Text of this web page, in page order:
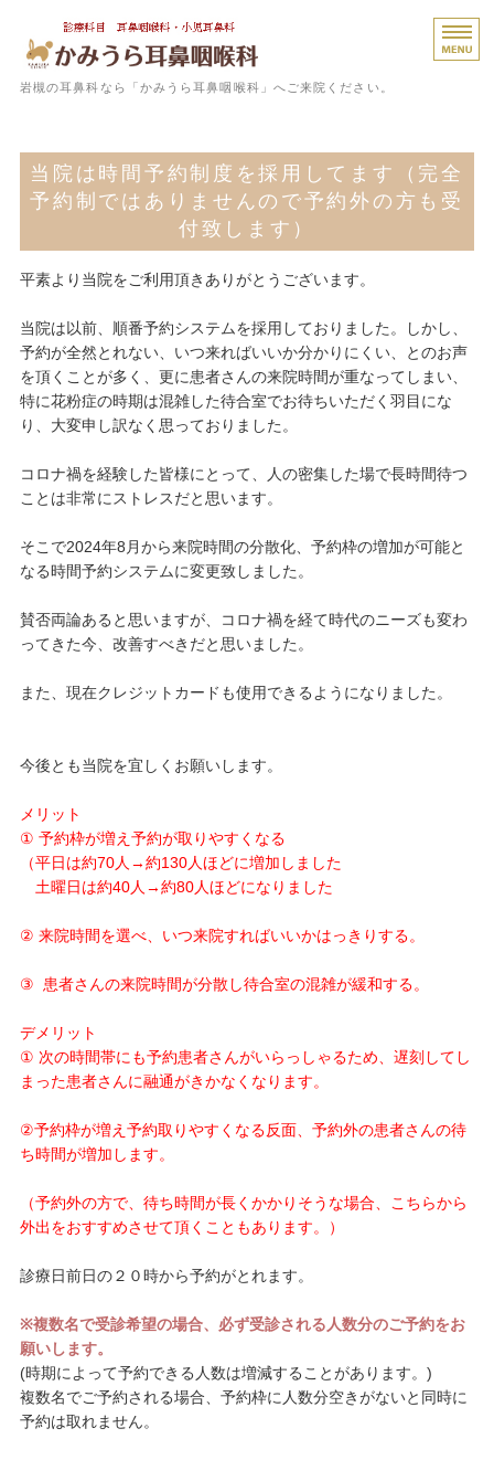
岩槻
岩槻の耳鼻科なら「かみうら耳鼻咽喉科」へご来院ください。
診療内容
医院概要
診療予約はこちら
当院は時間予約制度を採用してます（完全
予約制ではありませんので予約外の方も受
付致します）
平素より当院をご利用頂きありがとうございます。
当院は以前、順番予約システムを採用しておりました。しかし、
予約が全然とれない、いつ来ればいいか分かりにくい、とのお声
を頂くことが多く、更に患者さんの来院時間が重なってしまい、
特に花粉症の時期は混雑した待合室でお待ちいただく羽目にな
り、大変申し訳なく思っておりました。
コロナ禍を経験した皆様にとって、人の密集した場で長時間待つ
ことは非常にストレスだと思います。
そこで2024年8月から来院時間の分散化、予約枠の増加が可能と
なる時間予約システムに変更致しました。
賛否両論あると思いますが、コロナ禍を経て時代のニーズも変わ
ってきた今、改善すべきだと思いました。
また、現在クレジットカードも使用できるようになりました。
今後とも当院を宜しくお願いします。
メリット
① 予約枠が増え予約が取りやすくなる
（平日は約70人→約130人ほどに増加しました
土曜日は約40人→約80人ほどになりました
② 来院時間を選べ、いつ来院すればいいかはっきりする。
③ 患者さんの来院時間が分散し待合室の混雑が緩和する。
デメリット
① 次の時間帯にも予約患者さんがいらっしゃるため、遅刻してし
まった患者さんに融通がきかなくなります。
②予約枠が増え予約取りやすくなる反面、予約外の患者さんの待
ち時間が増加します。
（予約外の方で、待ち時間が長くかかりそうな場合、こちらから
外出をおすすめさせて頂くこともあります。）
診療日前日の２０時から予約がとれます。
※複数名で受診希望の場合、必ず受診される人数分のご予約をお
願いします。
(時期によって予約できる人数は増減することがあります。)
複数名でご予約される場合、予約枠に人数分空きがないと同時に
予約は取れません。